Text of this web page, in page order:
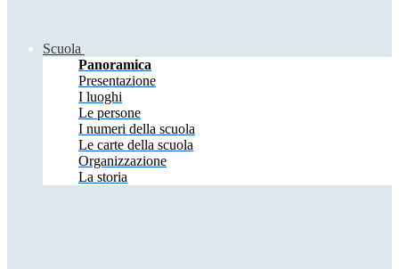
Scuola
Panoramica
Presentazione
I luoghi
Le persone
I numeri della scuola
Le carte della scuola
Organizzazione
La storia